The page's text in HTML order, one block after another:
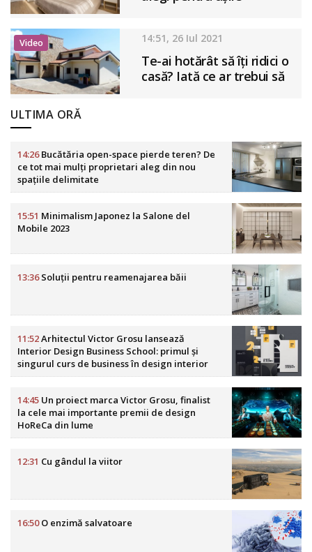
Video 14:51, 26 Iul 2021
Te-ai hotărât să îți ridici o
casă? Iată ce ar trebui să
ULTIMA ORĂ
14:26Bucătăria open-space pierde teren? De
ce tot mai mulți proprietari aleg din nou
spațiile delimitate
15:51 Minimalism Japonez la Salone del
Mobile 2023
13:36Soluții pentru reamenajarea băii
11:52Arhitectul Victor Grosu lansează
Interior Design Business School: primul și
singurul curs de business în design interior
din România
14:45 Un proiect marca Victor Grosu, finalist
la cele mai importante premii de design
HoReCa din lume
12:31 Cu gândul la viitor
16:50O enzimă salvatoare